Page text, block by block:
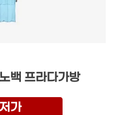
백 프라다가방
가